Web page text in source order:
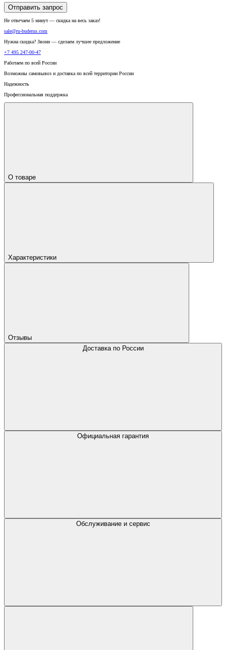
Отправить запрос
Не отвечаем 5 минут — скидка на весь заказ!
sale@ru-buderus.com
Нужна скидка? Звони — сделаем лучшее предложение
+7 495 247-00-47
Работаем по всей России
Возможны самовывоз и доставка по всей территории России
Надежность
Профессиональная поддержка
О товаре
Характеристики
Отзывы
Доставка по России
Официальная гарантия
Обслуживание и сервис